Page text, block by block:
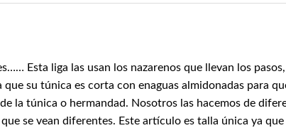
Esta liga las usan los nazarenos que llevan los
su túnica es corta con enaguas almidonadas para
la túnica o hermandad. Nosotros las hacemos de
se vean diferentes. Este artículo es talla única ya